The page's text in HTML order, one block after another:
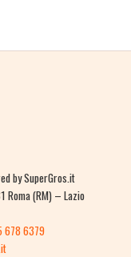
by SuperGros.it
Roma (RM) – Lazio
678 6379